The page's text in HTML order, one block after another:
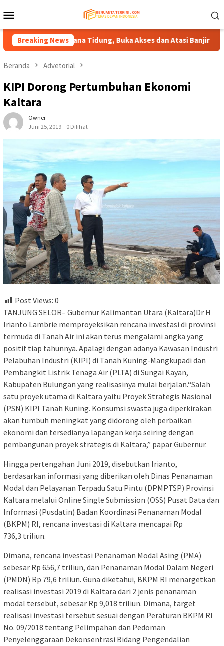
ke
Mobile
Breaking News
Tidung, Buka Akses dan Atasi Banjir Wilayah
Beranda Advetorial
KIPI Dorong Pertumbuhan Ekonomi
Kaltara
Owner
Juni 25, 2019
0 Dilihat
Post Views: 0
TANJUNG SELOR– Gubernur Kalimantan Utara (Kaltara)Dr H
Irianto Lambrie memproyeksikan rencana investasi di provinsi
termuda di Tanah Air ini akan terus mengalami angka yang
positif tiap tahunnya. Apalagi dengan adanya Kawasan Industri
Pelabuhan Industri (KIPI) di Tanah Kuning-Mangkupadi dan
Pembangkit Listrik Tenaga Air (PLTA) di Sungai Kayan,
Kabupaten Bulungan yang realisasinya mulai berjalan.“Salah
satu proyek utama di Kaltara yaitu Proyek Strategis Nasional
(PSN) KIPI Tanah Kuning. Konsumsi swasta juga diperkirakan
akan tumbuh meningkat yang didorong oleh perbaikan
ekonomi dan tersedianya lapangan kerja seiring dengan
pembangunan proyek strategis di Kaltara,” papar Gubernur.
Hingga pertengahan Juni 2019, disebutkan Irianto,
berdasarkan informasi yang diberikan oleh Dinas Penanaman
Modal dan Pelayanan Terpadu Satu Pintu (DPMPTSP) Provinsi
Kaltara melalui Online Single Submission (OSS) Pusat Data dan
Informasi (Pusdatin) Badan Koordinasi Penanaman Modal
(BKPM) RI, rencana investasi di Kaltara mencapai Rp
736,3 triliun.
Dimana, rencana investasi Penanaman Modal Asing (PMA)
sebesar Rp 656,7 triliun, dan Penanaman Modal Dalam Negeri
(PMDN) Rp 79,6 triliun. Guna diketahui, BKPM RI menargetkan
realisasi investasi 2019 di Kaltara dari 2 jenis penanaman
modal tersebut, sebesar Rp 9,018 triliun. Dimana, target
realisasi investasi tersebut sesuai dengan Peraturan BKPM RI
No. 09/2018 tentang Pelimpahan dan Pedoman
Penyelenggaraan Dekonsentrasi Bidang Pengendalian